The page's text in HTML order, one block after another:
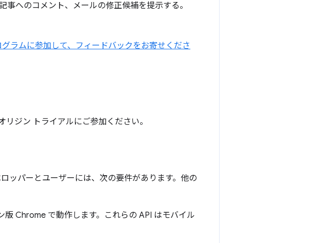
へのコメント、メールの修正候補を提示する。
ラムに参加して、フィードバックをお寄せくださ
ジン トライアルにご参加ください。
ッパーとユーザーには、次の要件があります。他の
版 Chrome で動作します。これらの API はモバイル